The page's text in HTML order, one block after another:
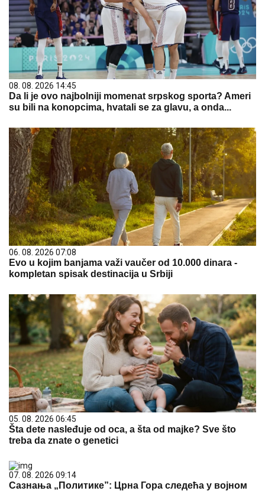
08. 08. 2026 14:45
Da li je ovo najbolniji momenat srpskog sporta? Ameri
su bili na konopcima, hvatali se za glavu, a onda...
06. 08. 2026 07:08
Evo u kojim banjama važi vaučer od 10.000 dinara -
kompletan spisak destinacija u Srbiji
05. 08. 2026 06:45
Šta dete nasleđuje od oca, a šta od majke? Sve što
treba da znate o genetici
07. 08. 2026 09:14
Сазнања „Политике”: Црна Гора следећа у војном